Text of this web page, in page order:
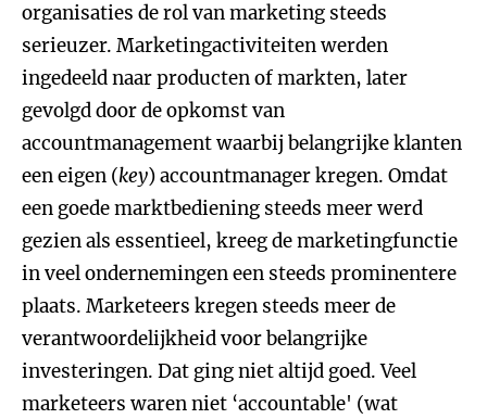
organisaties de rol van marketing steeds
serieuzer. Marketingactiviteiten werden
ingedeeld naar producten of markten, later
gevolgd door de opkomst van
accountmanagement waarbij belangrijke klanten
een eigen (key) accountmanager kregen. Omdat
een goede marktbediening steeds meer werd
gezien als essentieel, kreeg de marketingfunctie
in veel ondernemingen een steeds prominentere
plaats. Marketeers kregen steeds meer de
verantwoordelijkheid voor belangrijke
investeringen. Dat ging niet altijd goed. Veel
marketeers waren niet ‘accountable' (wat